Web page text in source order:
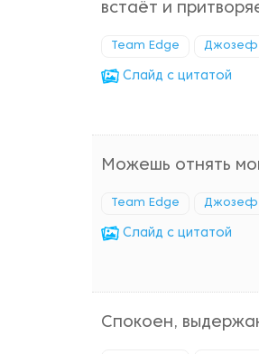
встаёт и
Team Edge Джозеф
Cлайд с цитатой
Можешь отнять
Team Edge Джозеф
Cлайд с цитатой
Спокоен,